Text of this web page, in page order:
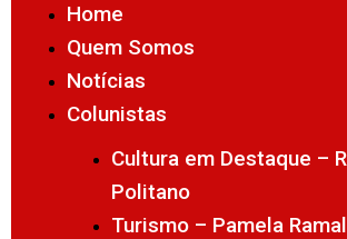
Home
Quem Somos
Notícias
Colunistas
Cultura em Destaque –
Politano
Turismo – Pamela